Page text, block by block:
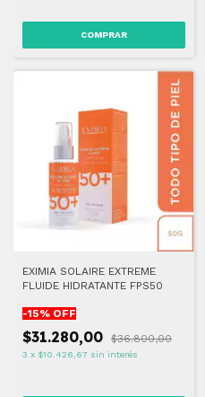
EXIMIA SOLAIRE EXTREME
FLUIDE HIDRATANTE FPS50
-15% OFF
$31.280,00 $36.800,00
3 x $10.426,67 sin interés